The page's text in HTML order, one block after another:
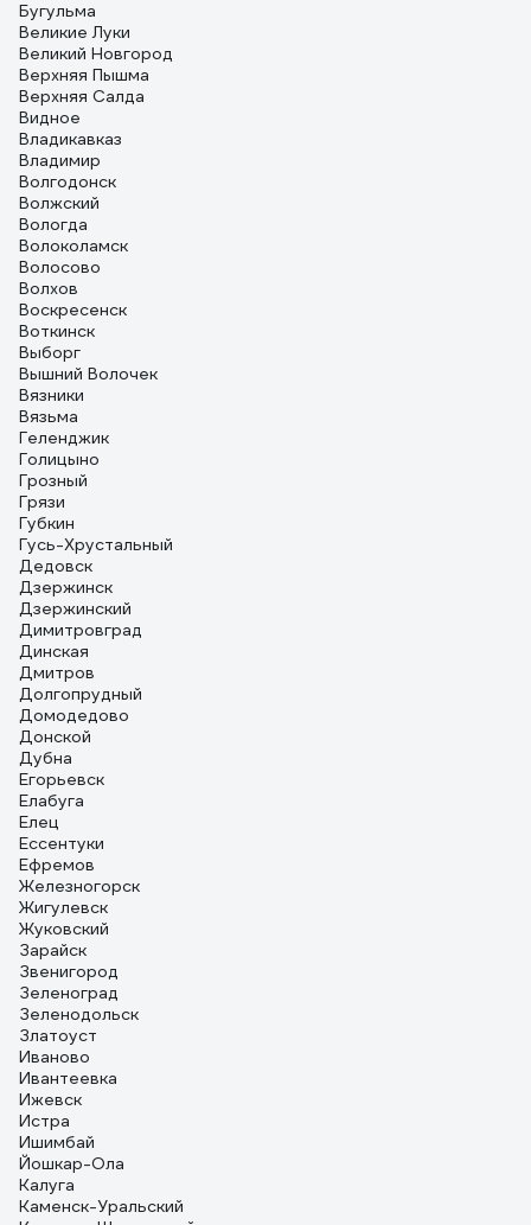
Бугульма
Великие Луки
Великий Новгород
Верхняя Пышма
Верхняя Салда
Видное
Владикавказ
Владимир
Волгодонск
Волжский
Вологда
Волоколамск
Волосово
Волхов
Воскресенск
Воткинск
Выборг
Вышний Волочек
Вязники
Вязьма
Геленджик
Голицыно
Грозный
Грязи
Губкин
Гусь-Хрустальный
Дедовск
Дзержинск
Дзержинский
Димитровград
Динская
Дмитров
Долгопрудный
Домодедово
Донской
Дубна
Егорьевск
Елабуга
Елец
Ессентуки
Ефремов
Железногорск
Жигулевск
Жуковский
Зарайск
Звенигород
Зеленоград
Зеленодольск
Златоуст
Иваново
Ивантеевка
Ижевск
Истра
Ишимбай
Йошкар-Ола
Калуга
Каменск-Уральский